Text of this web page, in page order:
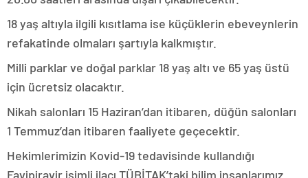
18 yaş altıyla ilgili kısıtlama ise küçüklerin ebeveynlerin
refakatinde olmaları şartıyla kalkmıştır.
Milli parklar ve doğal parklar 18 yaş altı ve 65 yaş üstü
için ücretsiz olacaktır.
Nikah salonları 15 Haziran’dan itibaren, düğün salonları
1 Temmuz’dan itibaren faaliyete geçecektir.
Hekimlerimizin Kovid-19 tedavisinde kullandığı
Favipiravir isimli ilacı TÜBİTAK’taki bilim insanlarımız